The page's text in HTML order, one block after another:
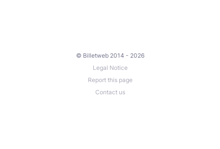
© Billetweb 2014 - 2026
Legal Notice
Report this page
Contact us